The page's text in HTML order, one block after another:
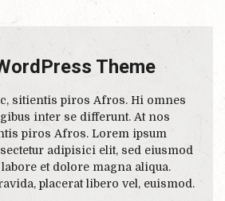
Theme
sitientis piros Afros. Hi omnes
inter se differunt. At nos
piros Afros. Lorem ipsum
adipisici elit, sed eiusmod
et dolore magna aliqua.
placerat libero vel, euismod.